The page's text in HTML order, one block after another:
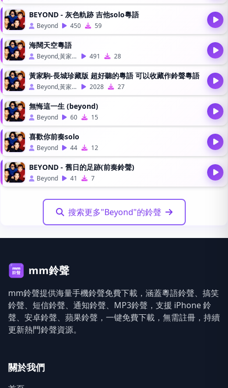
BEYOND - 灰色軌跡 吉他solo粵語
Beyond 450 59
海闊天空粵語
Beyond,黃家駒 491 28
黃家駒-長城珍藏版 超好聽的粵語 可以收藏作鈴聲粵語
Beyond,黃家駒 2028 27
無悔這一生 (beyond)
Beyond 60 15
喜歡你前奏solo
Beyond 44 12
BEYOND - 舊日的足跡(前奏鈴聲)
Beyond 41 7
搜索更多"Beyond"的鈴聲
mm鈴聲
mm鈴聲提供海量手機鈴聲免費下載，涵蓋粵語鈴聲、搞笑
鈴聲、短信鈴聲、通知鈴聲、MP3鈴聲，支援 iPhone 鈴
聲、安卓鈴聲、蘋果鈴聲，一键免費下載，無需註冊，持續
更新熱門鈴聲資源。
關於我們